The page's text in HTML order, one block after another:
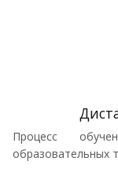
Процесс
образовательных